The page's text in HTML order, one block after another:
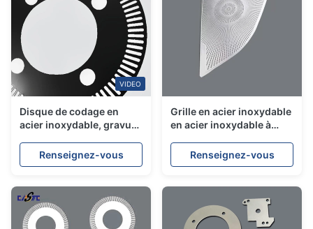
VIDEO
Disque de codage en
acier inoxydable, gravure
codage à découpe laser
Renseignez-vous
Grille en acier inoxydable
en acier inoxydable à
en acier inoxydable
Renseignez-vous